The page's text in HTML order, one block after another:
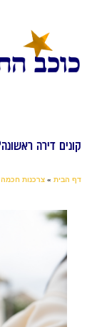
קונים דירה
דף הבית »צרכנות חכמה